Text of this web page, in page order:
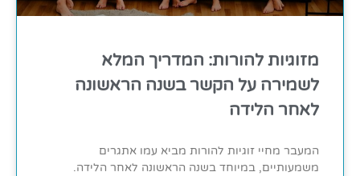
מזוגיות להורות: המדריך המלא
לשמירה על הקשר בשנה הראשונה
לאחר הלידה
המעבר מחיי זוגיות להורות מביא עמו אתגרים
משמעותיים, במיוחד בשנה הראשונה לאחר הלידה.